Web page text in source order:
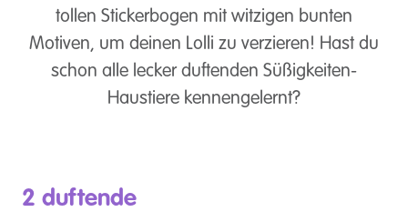
tollen Stickerbogen mit witzigen bunten
Motiven, um deinen Lolli zu verzieren! Hast du
schon alle lecker duftenden Süßigkeiten-
Haustiere kennengelernt?
2 duftende